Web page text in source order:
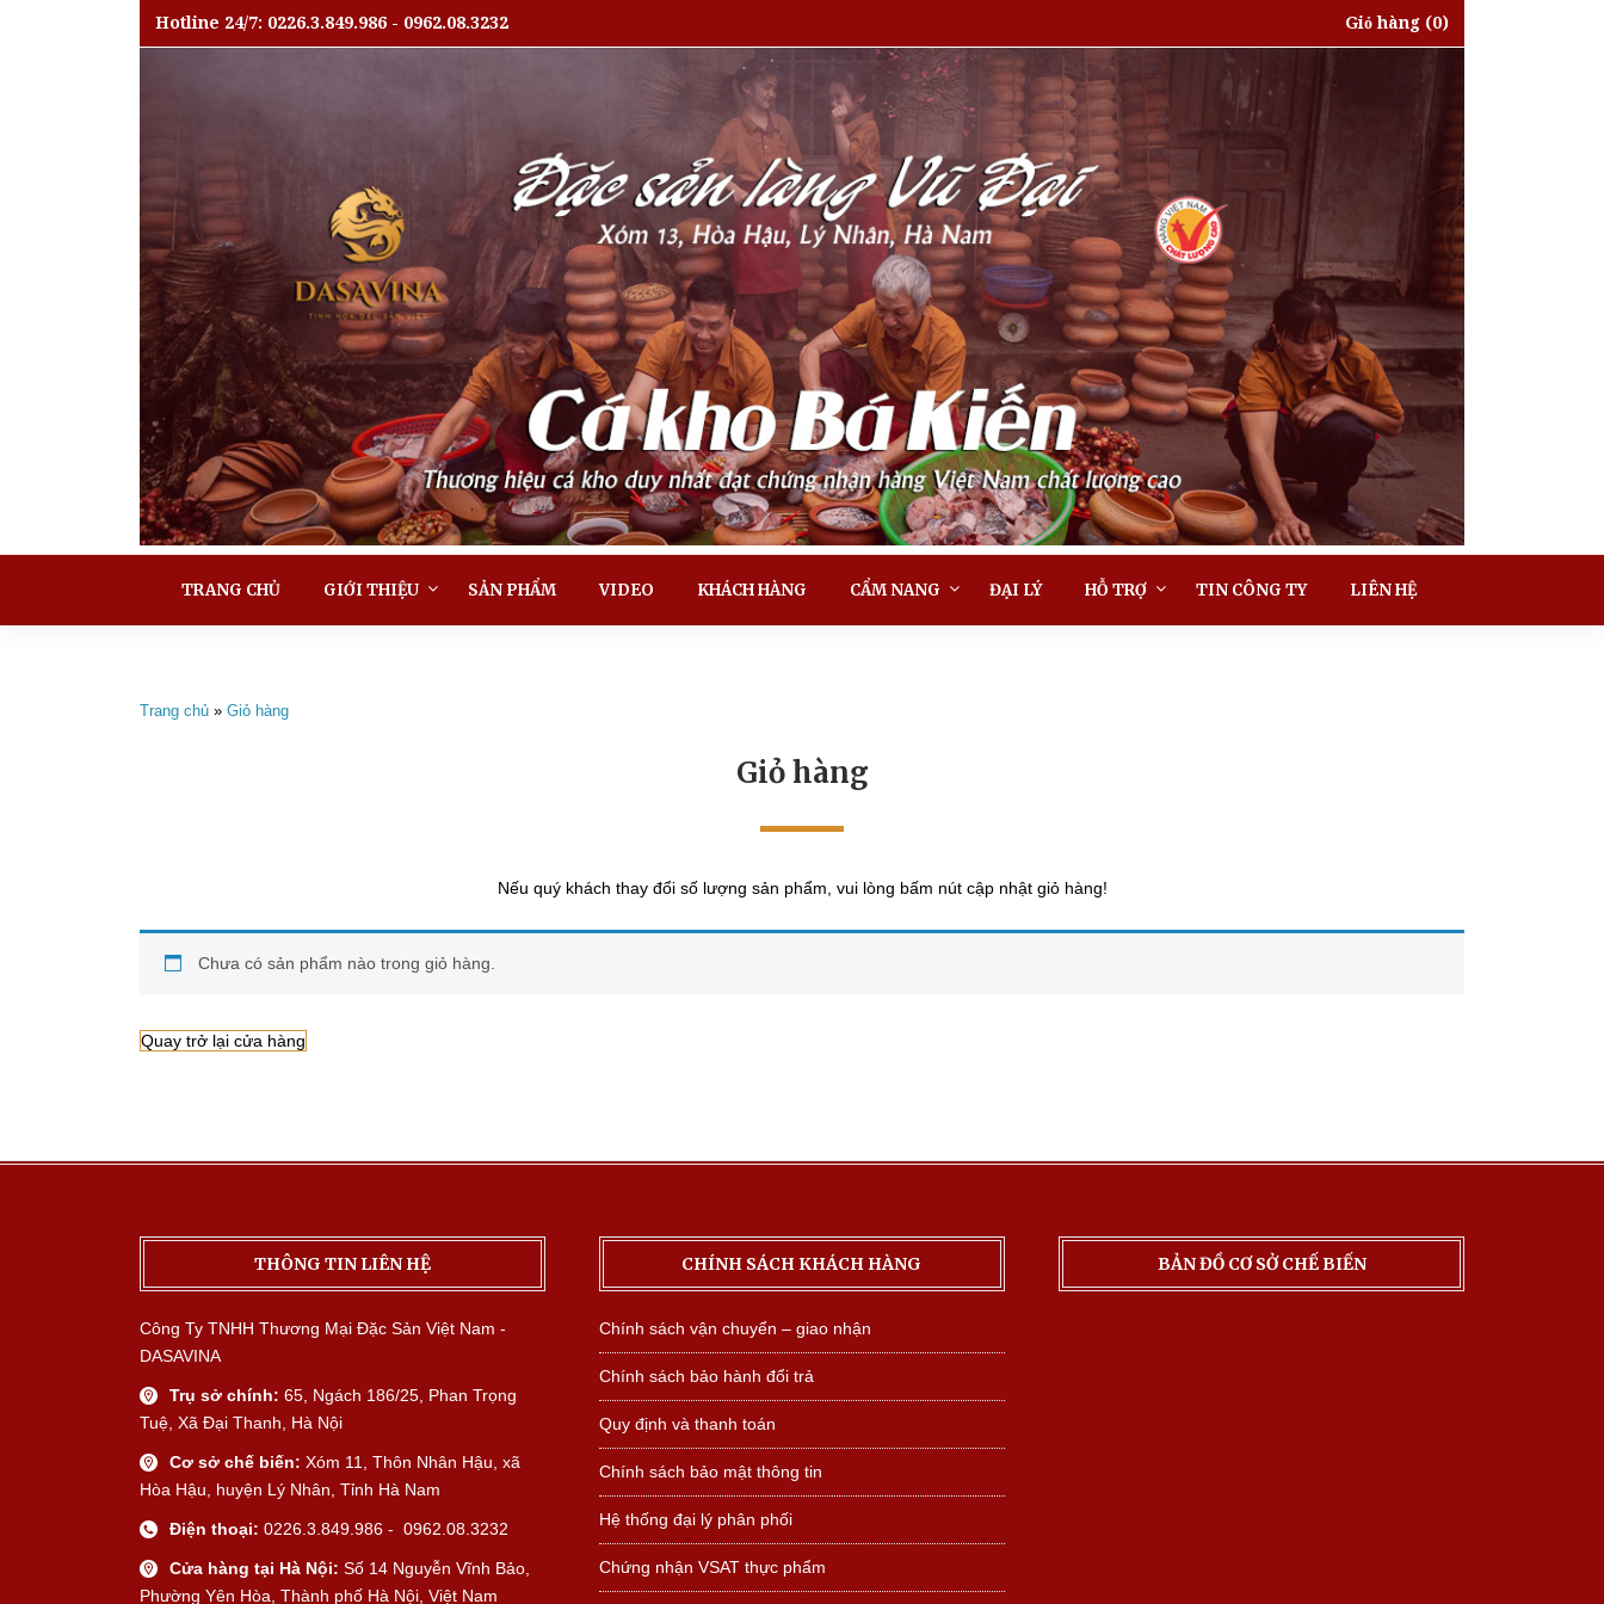
Hotline 24/7: 0226.3.849.986 - 0962.08.3232 Giỏ hàng (0)
TRANG CHỦ GIỚI THIỆU SẢN PHẨM VIDEO KHÁCH HÀNG CẨM NANG ĐẠI LÝ HỖ TRỢ TIN CÔNG TY LIÊN HỆ
Trang chủ » Giỏ hàng
Giỏ hàng
Nếu quý khách thay đổi số lượng sản phẩm, vui lòng bấm nút cập nhật giỏ hàng!
Chưa có sản phẩm nào trong giỏ hàng.
Quay trở lại cửa hàng
THÔNG TIN LIÊN HỆ
Công Ty TNHH Thương Mại Đặc Sản Việt Nam -
DASAVINA
Trụ sở chính: 65, Ngách 186/25, Phan Trọng
Tuệ, Xã Đại Thanh, Hà Nội
Cơ sở chế biến: Xóm 11, Thôn Nhân Hậu, xã
Hòa Hậu, huyện Lý Nhân, Tỉnh Hà Nam
Điện thoại: 0226.3.849.986 - 0962.08.3232
Cửa hàng tại Hà Nội: Số 14 Nguyễn Vĩnh Bảo,
Phường Yên Hòa, Thành phố Hà Nội, Việt Nam
CHÍNH SÁCH KHÁCH HÀNG
Chính sách vận chuyển – giao nhận
Chính sách bảo hành đổi trả
Quy định và thanh toán
Chính sách bảo mật thông tin
Hệ thống đại lý phân phối
Chứng nhận VSAT thực phẩm
BẢN ĐỒ CƠ SỞ CHẾ BIẾN